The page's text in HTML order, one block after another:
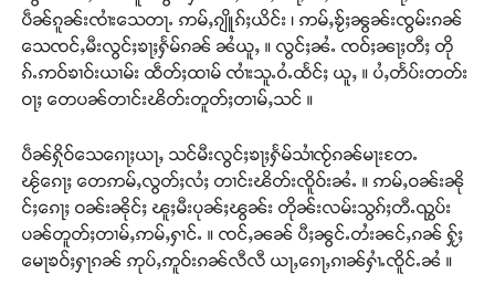
ပဵၼ်ၵူၼ်းၸၢႆးသေတႃႉ ဢမ်ႇၵျိူၵ်ႈယိင်း ၊ ဢမ်ႇၶႂ်ႈၼွၼ်းၸွမ်းၵၼ်
သေၸင်ႇမီးလွင်ႈၶႃႈႁႅမ်ၵၼ် ၼႆယူႇ ။ လွင်ႈၼႆႉ ၸဝ်ႈၼႃႈတီႈ တို
ၵ်ႉဢဝ်ၶၢဝ်းယၢမ်း ထဵတ်ႈထၢမ် ၸၢႆးသူႉဝႆႉထႅင်ႈ ယူႇ ။ ပႆႇတႅပ်းတတ်း
ဝႃႈ တေပၼ်တၢင်းၽိတ်းတူတ်ႈတၢမ်ႇသင် ။
ပဵၼ်ႁိုဝ်သေၵေႃႈယႃႇ သင်မီးလွင်ႈၶႃႈႁႅမ်သၢႆၸႂ်ၵၼ်မႃးတႄႉ
ၽႂ်ၵေႃႈ တေဢမ်ႇလွတ်ႈလႆႈ တၢင်းၽိတ်းၸိူဝ်းၼႆႉ ။ ဢမ်ႇဝၼ်းၼို
င်ႈၵေႃႈ ဝၼ်းၼိုင်ႈ ၽူႈမီးပုၼ်ႈၽွၼ်း တိုၼ်းလမ်းသွၵ်ႈတီႉၺွပ်း
ပၼ်တူတ်ႈတၢမ်ႇဢမ်ႇႁၢင်ႉ ။ ၸင်ႇၼၼ် ပီႈၼွင်ႉတႆးၼင်ႇၵၼ် ႁႂ်ႈ
မေႃၶဝ်ႈႁႃၵၼ် ဢုပ်ႇဢူဝ်းၵၼ်လီလီ ယႃႇၵေႃႇၵၢၼ်ႁၢႆႉၸိူင်ႉၼႆ ။